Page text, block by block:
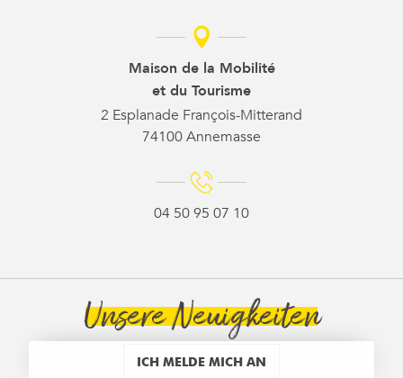
Maison de la Mobilité
et du Tourisme
2 Esplanade François-Mitterand
74100 Annemasse
04 50 95 07 10
Unsere Neuigkeiten
ICH MELDE MICH AN